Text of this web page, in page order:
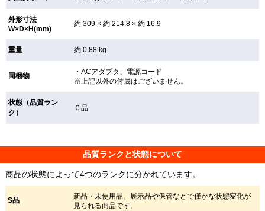
外形寸法
W×D×H(mm)
約 309 × 約 214.8 × 約 16.9
重量 約 0.88 kg
同梱物
・ACアダプタ、電源コード
※上記以外の付属はございません。
状態（品質ラン
ク）
Ｃ品
品質ランクと状態について
商品の状態によって4つのランクに分かれています。
S品
新品・未使用品。展示品や保管などで僅かな状態変化が
見られる商品です。